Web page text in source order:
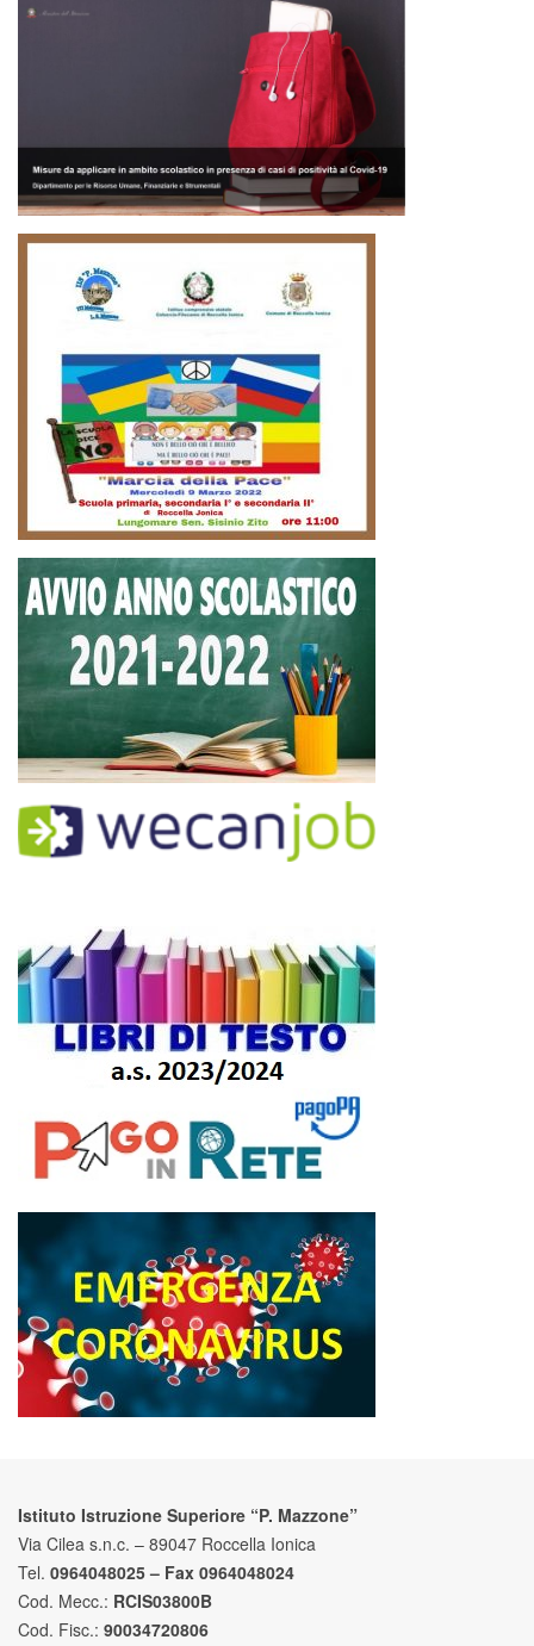
Istituto Istruzione Superiore “P. Mazzone”
Via Cilea s.n.c. – 89047 Roccella Ionica
Tel. 0964048025 – Fax 0964048024
Cod. Mecc.: RCIS03800B
Cod. Fisc.: 90034720806